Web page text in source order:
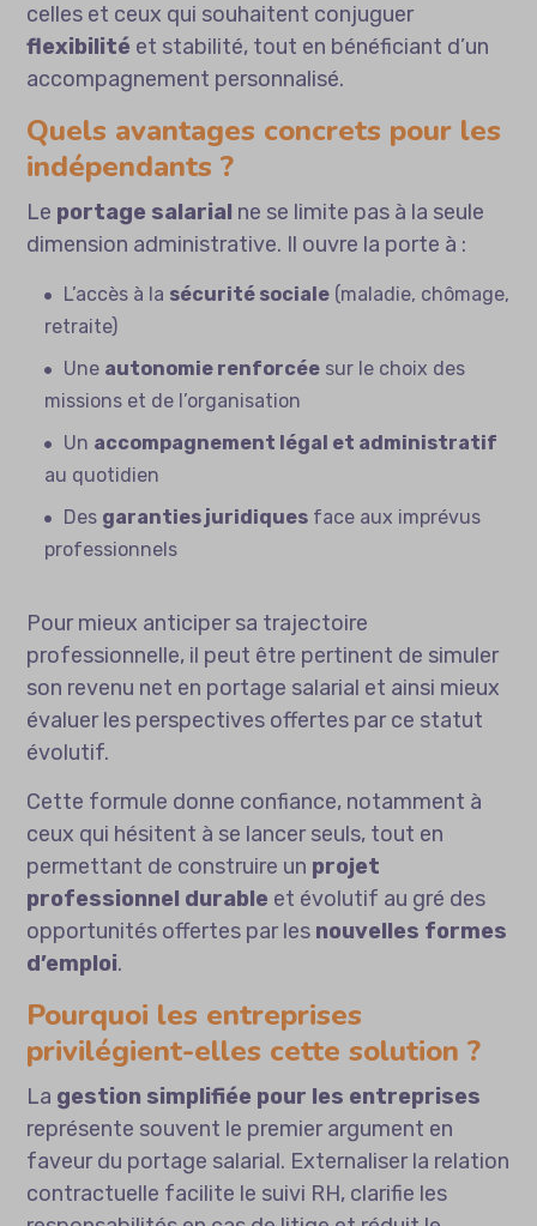
celles et ceux qui souhaitent conjuguer
flexibilité et stabilité, tout en bénéficiant d’un
accompagnement personnalisé.
Quels avantages concrets pour les
indépendants ?
Le portage salarial ne se limite pas à la seule
dimension administrative. Il ouvre la porte à :
L’accès à la sécurité sociale (maladie, chômage,
retraite)
Une autonomie renforcée sur le choix des
missions et de l’organisation
Un accompagnement légal et administratif
au quotidien
Des garanties juridiques face aux imprévus
professionnels
Pour mieux anticiper sa trajectoire
professionnelle, il peut être pertinent de simuler
son revenu net en portage salarial et ainsi mieux
évaluer les perspectives offertes par ce statut
évolutif.
Cette formule donne confiance, notamment à
ceux qui hésitent à se lancer seuls, tout en
permettant de construire un projet
professionnel durable et évolutif au gré des
opportunités offertes par les nouvelles formes
d’emploi.
Pourquoi les entreprises
privilégient-elles cette solution ?
La gestion simplifiée pour les entreprises
représente souvent le premier argument en
faveur du portage salarial. Externaliser la relation
contractuelle facilite le suivi RH, clarifie les